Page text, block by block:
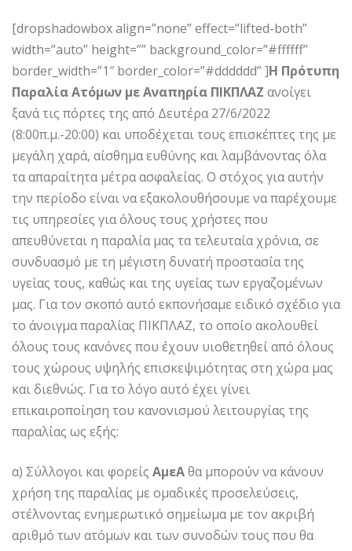
[dropshadowbox align=”none” effect=”lifted-both”
width=”auto” height=”” background_color=”#ffffff”
border_width=”1″ border_color=”#dddddd” ]Η Πρότυπη
Παραλία Ατόμων με Αναπηρία ΠΙΚΠΛΑΖ ανοίγει
ξανά τις πόρτες της από Δευτέρα 27/6/2022
(8:00π.μ.-20:00) και υποδέχεται τους επισκέπτες της με
μεγάλη χαρά, αίσθημα ευθύνης και λαμβάνοντας όλα
τα απαραίτητα μέτρα ασφαλείας. Ο στόχος για αυτήν
την περίοδο είναι να εξακολουθήσουμε να παρέχουμε
τις υπηρεσίες για όλους τους χρήστες που
απευθύνεται η παραλία μας τα τελευταία χρόνια, σε
συνδυασμό με τη μέγιστη δυνατή προστασία της
υγείας τους, καθώς και της υγείας των εργαζομένων
μας. Για τον σκοπό αυτό εκπονήσαμε ειδικό σχέδιο για
το άνοιγμα παραλίας ΠΙΚΠΛΑΖ, το οποίο ακολουθεί
όλους τους κανόνες που έχουν υιοθετηθεί από όλους
τους χώρους υψηλής επισκεψιμότητας στη χώρα μας
και διεθνώς. Για το λόγο αυτό έχει γίνει
επικαιροποίηση του κανονισμού λειτουργίας της
παραλίας ως εξής:
α) Σύλλογοι και φορείς ΑμεΑθα μπορούν να κάνουν
χρήση της παραλίας με ομαδικές προσελεύσεις,
στέλνοντας ενημερωτικό σημείωμα με τον ακριβή
αριθμό των ατόμων και των συνοδών τους που θα